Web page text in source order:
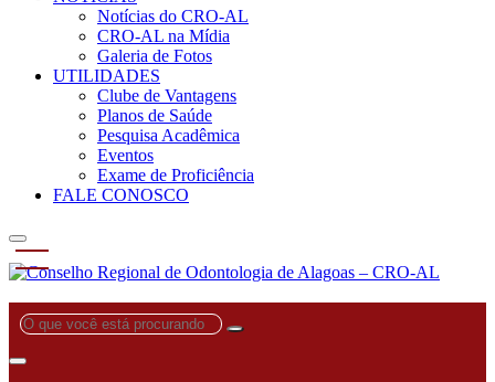
Notícias do CRO-AL
CRO-AL na Mídia
Galeria de Fotos
UTILIDADES
Clube de Vantagens
Planos de Saúde
Pesquisa Acadêmica
Eventos
Exame de Proficiência
FALE CONOSCO
O
você